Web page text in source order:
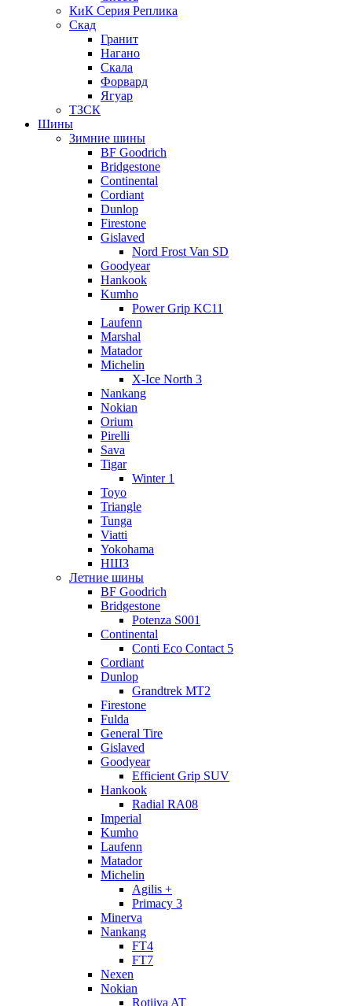
КиК Серия Реплика
Скад
Гранит
Нагано
Скала
Форвард
Ягуар
ТЗСК
Шины
Зимние шины
BF Goodrich
Bridgestone
Continental
Cordiant
Dunlop
Firestone
Gislaved
Nord Frost Van SD
Goodyear
Hankook
Kumho
Power Grip KC11
Laufenn
Marshal
Matador
Michelin
X-Ice North 3
Nankang
Nokian
Orium
Pirelli
Sava
Tigar
Winter 1
Toyo
Triangle
Tunga
Viatti
Yokohama
НШЗ
Летние шины
BF Goodrich
Bridgestone
Potenza S001
Continental
Conti Eco Contact 5
Cordiant
Dunlop
Grandtrek MT2
Firestone
Fulda
General Tire
Gislaved
Goodyear
Efficient Grip SUV
Hankook
Radial RA08
Imperial
Kumho
Laufenn
Matador
Michelin
Agilis +
Primacy 3
Minerva
Nankang
FT4
FT7
Nexen
Nokian
Rotiiva AT